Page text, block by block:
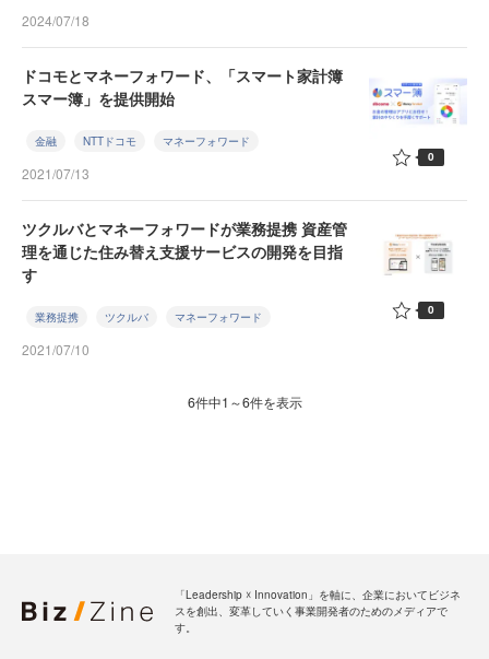
2024/07/18
ドコモとマネーフォワード、「スマート家計簿
スマー簿」を提供開始
金融 NTTドコモ マネーフォワード
2021/07/13
0
ツクルバとマネーフォワードが業務提携 資産管
理を通じた住み替え支援サービスの開発を目指
す
業務提携 ツクルバ マネーフォワード
2021/07/10
0
6件中1～6件を表示
「Leadership ☓ Innovation」を軸に、企業においてビジネ
スを創出、変革していく事業開発者のためのメディアで
す。